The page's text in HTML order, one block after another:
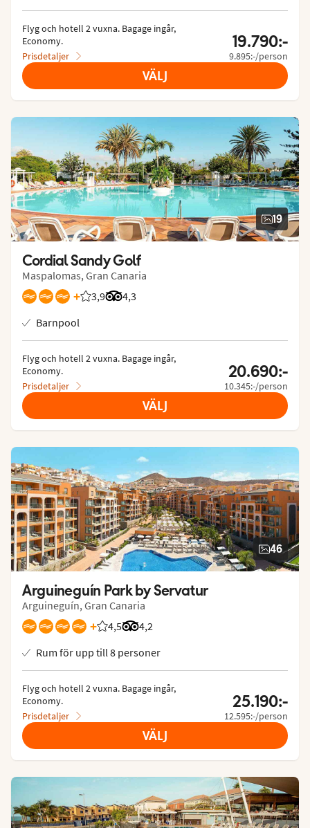
Flyg och hotell 2 vuxna. Bagage ingår,
Economy.
Prisdetaljer
19.790:-
9.895:-/person
VÄLJ
19
Cordial Sandy Golf
Maspalomas, Gran Canaria
+ 3,9
Betyg från Vings gäster: 3.885/5
4,3
Betyg från Tripadvisor: 4.3 of 5
Barnpool
Flyg och hotell 2 vuxna. Bagage ingår,
Economy.
Prisdetaljer
20.690:-
10.345:-/person
VÄLJ
46
Arguineguín Park by Servatur
Arguineguín, Gran Canaria
+ 4,5
Betyg från Vings gäster: 4.478/5
4,2
Betyg från Tripadvisor: 4.2 of 5
Rum för upp till 8 personer
Flyg och hotell 2 vuxna. Bagage ingår,
Economy.
Prisdetaljer
25.190:-
12.595:-/person
VÄLJ